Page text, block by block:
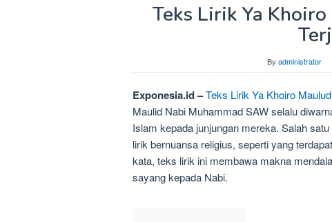
Teks Lirik Ya
By administrator
Exponesia.id –Teks Lirik Ya Khoiro
Maulid Nabi Muhammad SAW selalu
Islam kepada junjungan mereka. Salah
lirik bernuansa religius, seperti yang
kata, teks lirik ini membawa makna
sayang kepada Nabi.